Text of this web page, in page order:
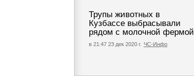
Трупы животных в
Кузбассе выбрасывали
рядом с молочной фермой
в 21:47 23 дек 2020 г. ЧС-Инфо